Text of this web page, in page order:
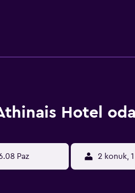
pek çok gurme kahve servis
odaları konukların
Hotel
Paz 2 konuk,